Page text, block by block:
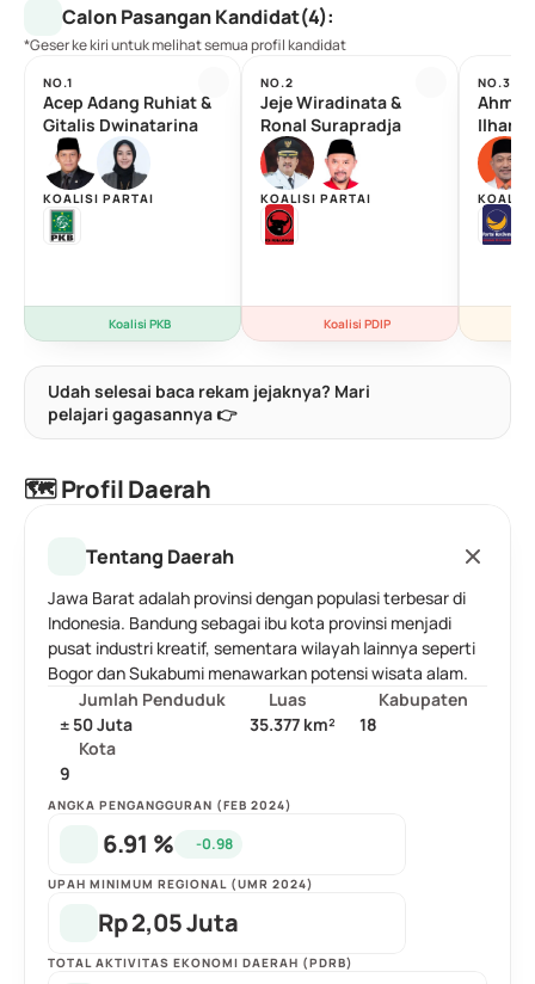
Calon Pasangan Kandidat(4):
*Geser ke kiri untuk melihat semua profil kandidat
NO.1
Acep Adang Ruhiat &
Gitalis Dwinatarina
KOALISI PARTAI
Koalisi PKB
NO.2
Jeje Wiradinata &
Ronal Surapradja
KOALISI PARTAI
Koalisi PDIP
NO.3
Ilham
Udah selesai baca rekam jejaknya? Mari
pelajari gagasannya 👉
🗺️ Profil Daerah
Tentang Daerah
Jawa Barat adalah provinsi dengan populasi terbesar di
Indonesia. Bandung sebagai ibu kota provinsi menjadi
pusat industri kreatif, sementara wilayah lainnya seperti
Bogor dan Sukabumi menawarkan potensi wisata alam.
Jumlah Penduduk
± 50 Juta
Luas
35.377 km²
Kabupaten
18
Kota
9
ANGKA PENGANGGURAN (FEB 2024)
6.91 % -0.98
UPAH MINIMUM REGIONAL (UMR 2024)
Rp 2,05 Juta
TOTAL AKTIVITAS EKONOMI DAERAH (PDRB)